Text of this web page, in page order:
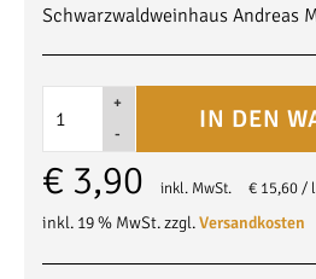
Schwarzwaldweinhaus Andreas
Spätburgunder
0,25
L
Qualitätswein
IN DEN
Alternative:
€ 3,90 inkl. MwSt. € 15,60/ l
inkl. 19 % MwSt.zzgl.Versandkosten